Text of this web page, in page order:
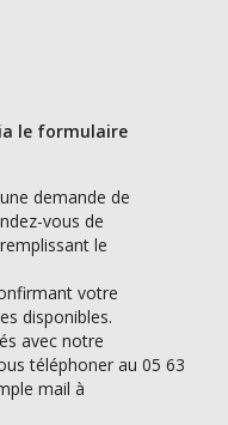
le formulaire
demande de
vous de
le
votre
disponibles.
avec notre
téléphoner au 05 63
mail à